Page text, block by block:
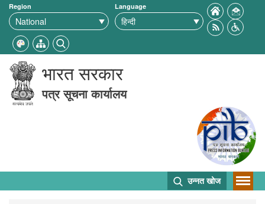
Region Language
भारत सरकार
पत्र सूचना कार्यालय
उन्नत खोज